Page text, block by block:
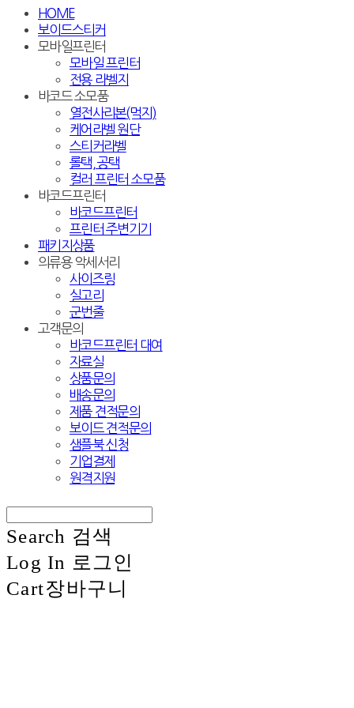
HOME
보이드스티커
모바일프린터
모바일 프린터
전용 라벨지
바코드 소모품
열전사리본(먹지)
케어라벨 원단
스티커라벨
롤택, 공택
컬러 프린터 소모품
바코드프린터
바코드프린터
프린터 주변기기
패키지상품
의류용 악세서리
사이즈링
실고리
군번줄
고객문의
바코드프린터 대여
자료실
상품문의
배송문의
제품 견적문의
보이드 견적문의
샘플북 신청
기업결제
원격지원
Search 검색
Log In 로그인
Cart장바구니